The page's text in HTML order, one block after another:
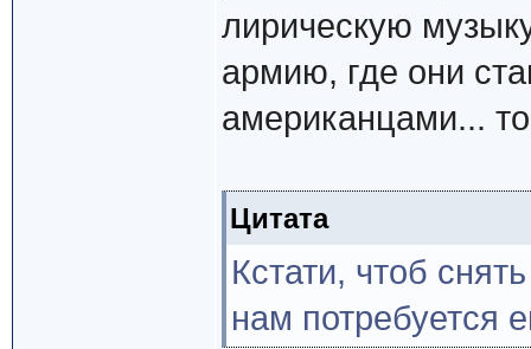
лирическую
армию, где они
американцами...
Цитата
Кстати, чтоб
нам потребуется